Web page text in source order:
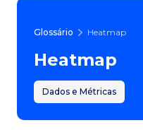
Glossário Heatmap
Heatmap
Dados e Métricas